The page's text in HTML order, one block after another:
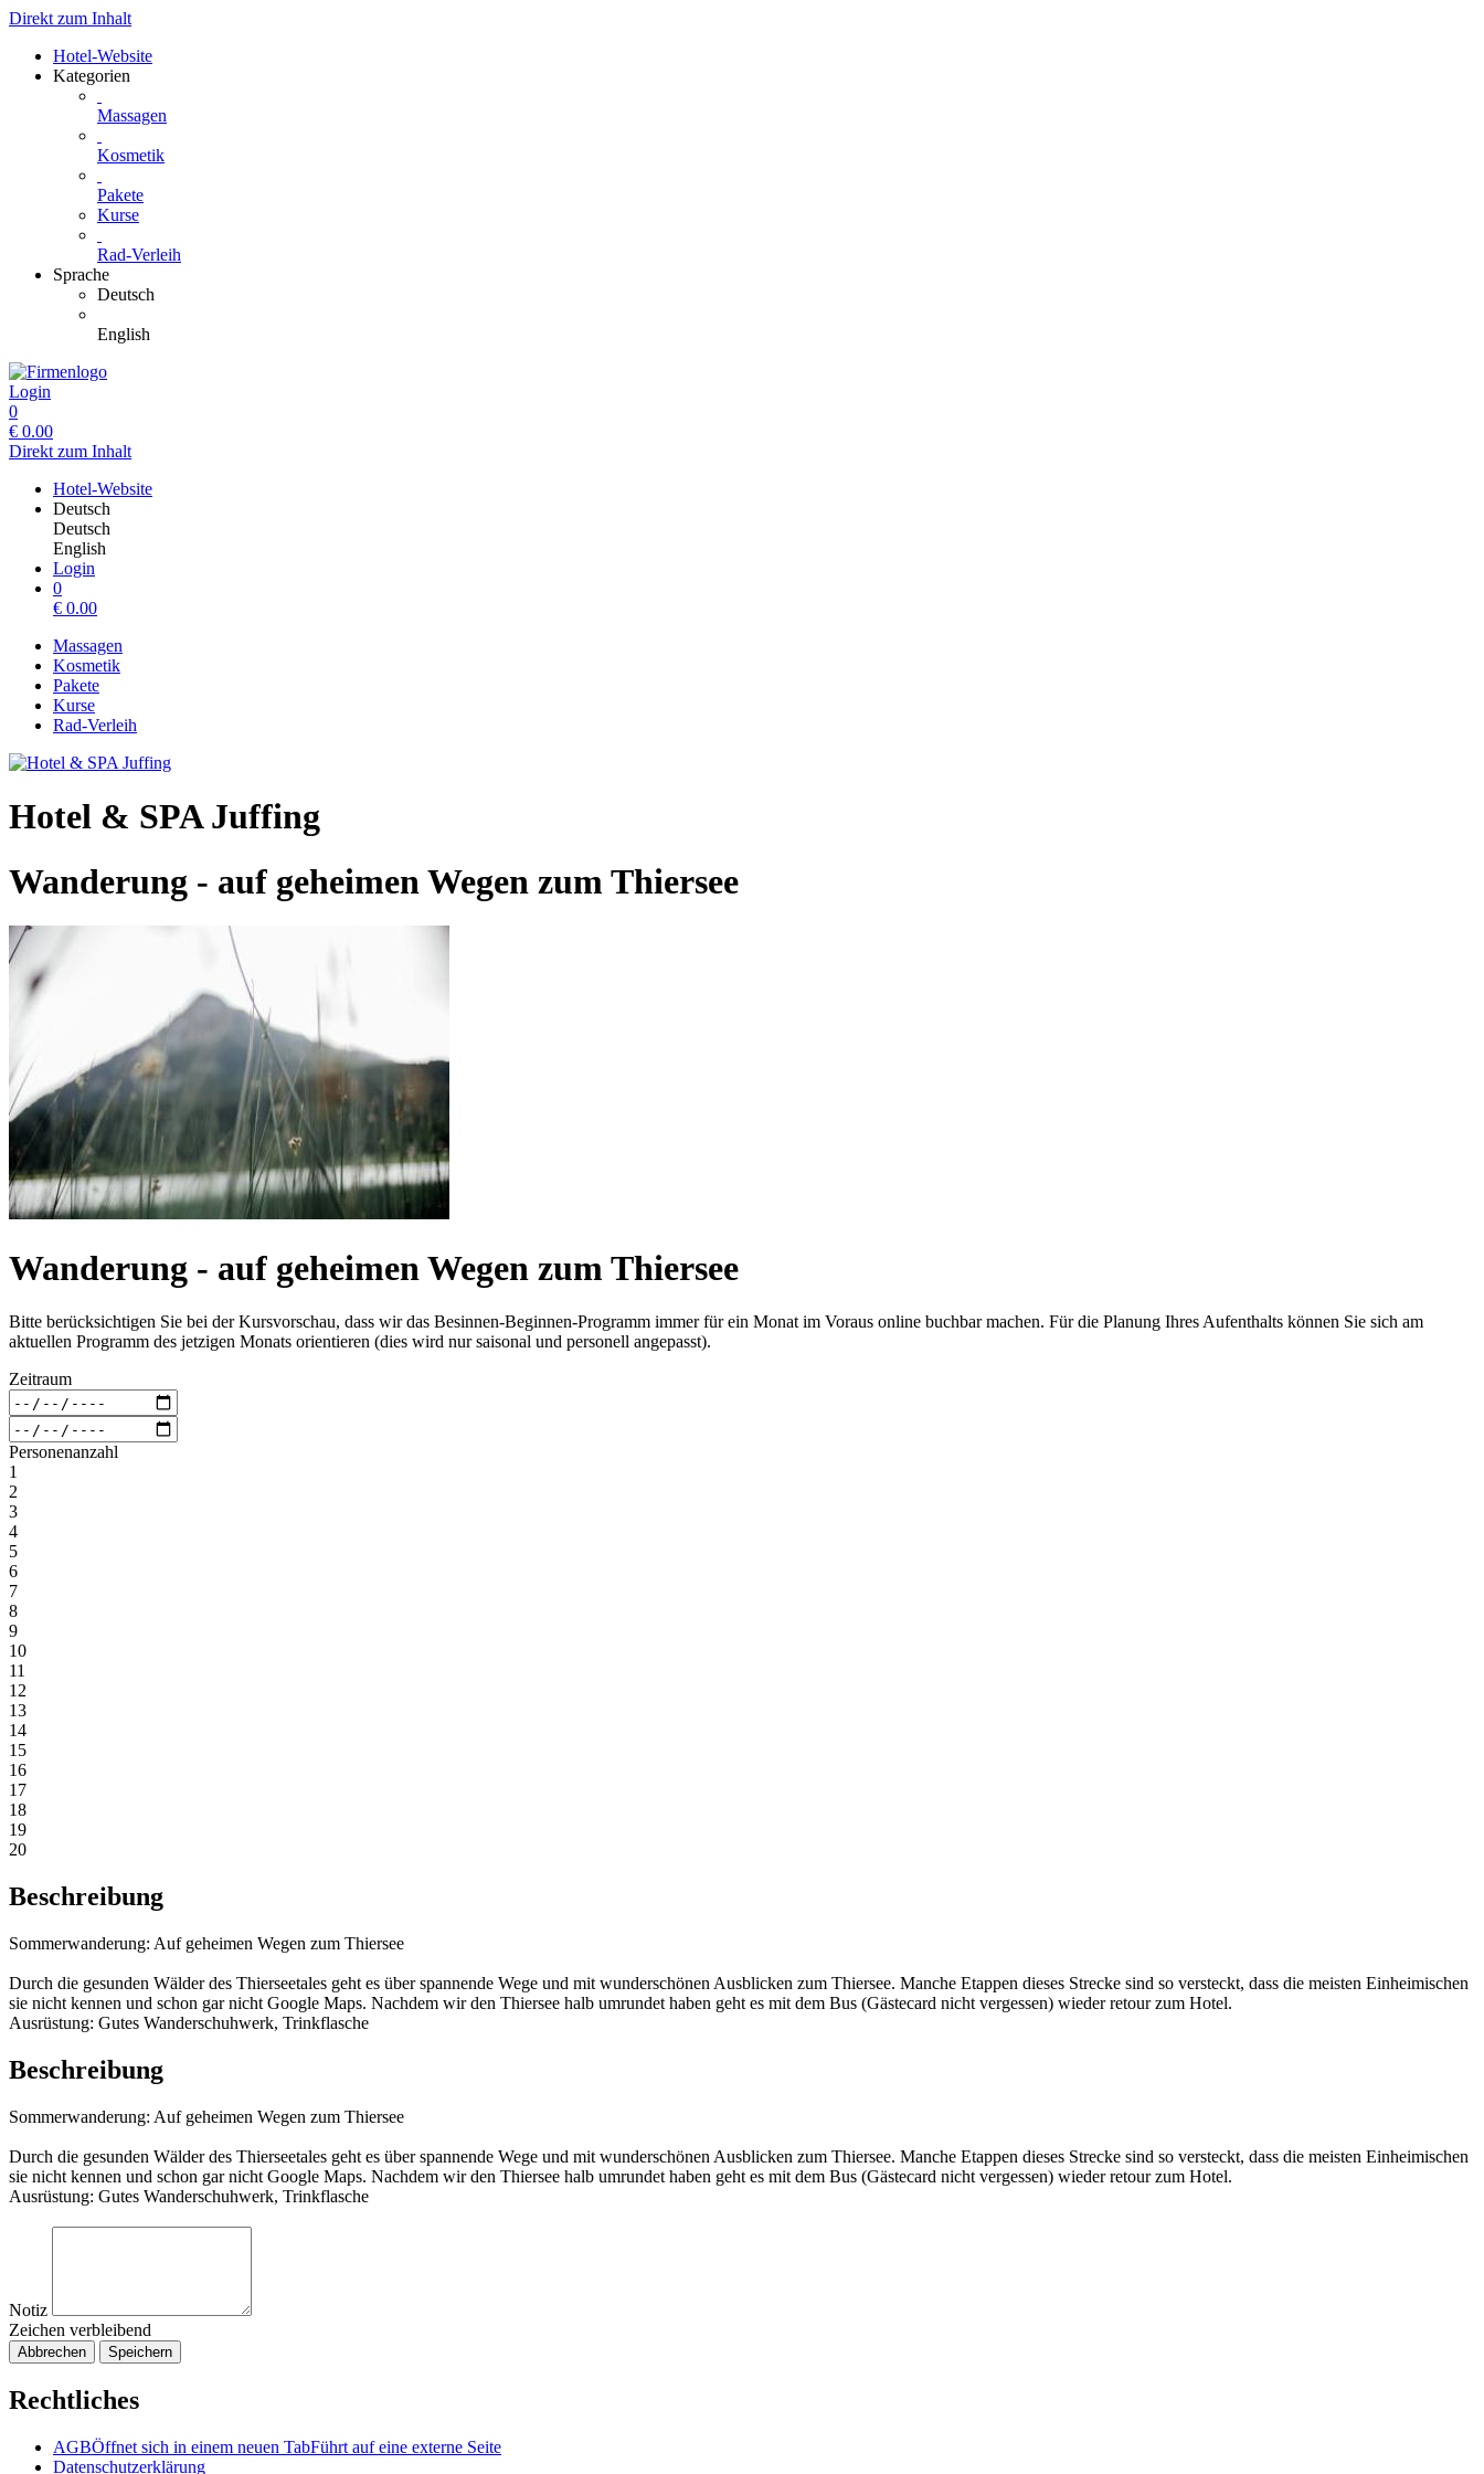
Direkt zum Inhalt
Hotel-Website
Kategorien
Massagen
Kosmetik
Pakete
Kurse
Rad-Verleih
Sprache
Deutsch
English
Login
0
€ 0.00
Direkt zum Inhalt
Hotel-Website
Deutsch
Deutsch
English
Login
0
€ 0.00
Massagen
Kosmetik
Pakete
Kurse
Rad-Verleih
Hotel & SPA Juffing
Wanderung - auf geheimen Wegen zum Thiersee
Wanderung - auf geheimen Wegen zum Thiersee
Bitte berücksichtigen Sie bei der Kursvorschau, dass wir das Besinnen-Beginnen-Programm immer für ein Monat im Voraus online buchbar machen. Für die Planung Ihres Aufenthalts können Sie sich am
aktuellen Programm des jetzigen Monats orientieren (dies wird nur saisonal und personell angepasst).
Zeitraum
Personenanzahl
1
2
3
4
5
6
7
8
9
10
11
12
13
14
15
16
17
18
19
20
Beschreibung
Sommerwanderung: Auf geheimen Wegen zum Thiersee
Durch die gesunden Wälder des Thierseetales geht es über spannende Wege und mit wunderschönen Ausblicken zum Thiersee. Manche Etappen dieses Strecke sind so versteckt, dass die meisten Einheimischen
sie nicht kennen und schon gar nicht Google Maps. Nachdem wir den Thiersee halb umrundet haben geht es mit dem Bus (Gästecard nicht vergessen) wieder retour zum Hotel.
Ausrüstung: Gutes Wanderschuhwerk, Trinkflasche
Beschreibung
Sommerwanderung: Auf geheimen Wegen zum Thiersee
Durch die gesunden Wälder des Thierseetales geht es über spannende Wege und mit wunderschönen Ausblicken zum Thiersee. Manche Etappen dieses Strecke sind so versteckt, dass die meisten Einheimischen
sie nicht kennen und schon gar nicht Google Maps. Nachdem wir den Thiersee halb umrundet haben geht es mit dem Bus (Gästecard nicht vergessen) wieder retour zum Hotel.
Ausrüstung: Gutes Wanderschuhwerk, Trinkflasche
Notiz
Zeichen verbleibend
Abbrechen Speichern
Rechtliches
AGBÖffnet sich in einem neuen TabFührt auf eine externe Seite
Datenschutzerklärung